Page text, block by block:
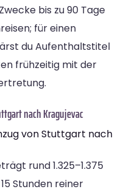
bis zu 90 Tage
für einen
du Aufenthaltstitel
frühzeitig mit der
nach Kragujevac
von Stuttgart nach
rund 1.325–1.375
Stunden reiner